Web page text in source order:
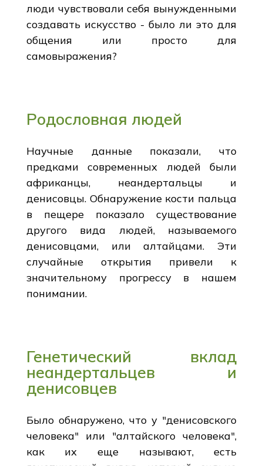
люди чувствовали себя вынужденными
создавать искусство - было ли это для
общения или просто для
самовыражения?
Родословная людей
Научные данные показали, что
предками современных людей были
африканцы, неандертальцы и
денисовцы. Обнаружение кости пальца
в пещере показало существование
другого вида людей, называемого
денисовцами, или алтайцами. Эти
случайные открытия привели к
значительному прогрессу в нашем
понимании.
Генетический вклад
неандертальцев и
денисовцев
Было обнаружено, что у "денисовского
человека" или "алтайского человека",
как их еще называют, есть